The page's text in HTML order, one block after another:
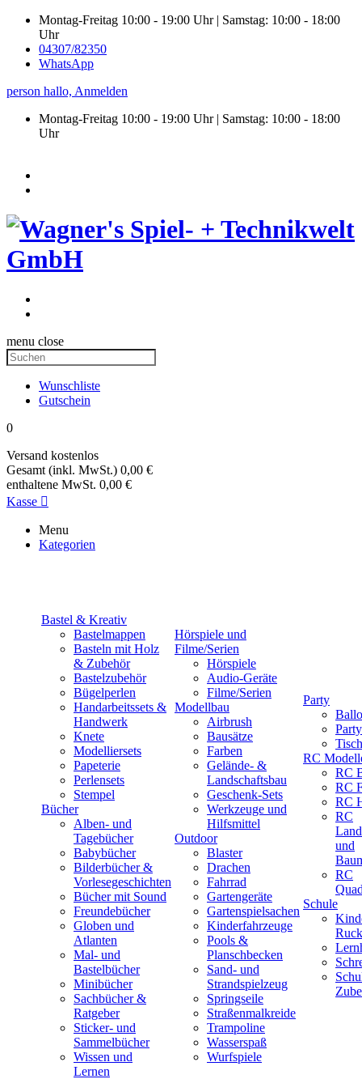
Montag-Freitag 10:00 - 19:00 Uhr | Samstag: 10:00 - 18:00
Uhr
04307/82350
WhatsApp
person hallo, Anmelden
Montag-Freitag 10:00 - 19:00 Uhr | Samstag: 10:00 - 18:00
Uhr
menu close
Wunschliste
Gutschein
0
Versand kostenlos
Gesamt (inkl. MwSt.) 0,00 €
enthaltene MwSt. 0,00 €
Kasse 
Menu
Kategorien
Bastel & Kreativ
Bastelmappen
Basteln mit Holz
& Zubehör
Bastelzubehör
Bügelperlen
Handarbeitssets &
Handwerk
Knete
Modelliersets
Papeterie
Perlensets
Stempel
Bücher
Alben- und
Tagebücher
Babybücher
Bilderbücher &
Vorlesegeschichten
Bücher mit Sound
Freundebücher
Globen und
Atlanten
Mal- und
Bastelbücher
Minibücher
Sachbücher &
Ratgeber
Sticker- und
Sammelbücher
Wissen und
Lernen
Hörspiele und
Filme/Serien
Hörspiele
Audio-Geräte
Filme/Serien
Modellbau
Airbrush
Bausätze
Farben
Gelände- &
Landschaftsbau
Geschenk-Sets
Werkzeuge und
Hilfsmittel
Outdoor
Blaster
Drachen
Fahrrad
Gartengeräte
Gartenspielsachen
Kinderfahrzeuge
Pools &
Planschbecken
Sand- und
Strandspielzeug
Springseile
Straßenmalkreide
Trampoline
Wasserspaß
Wurfspiele
Party
RC
RC
RC
RC
RC
und
RC
Schule